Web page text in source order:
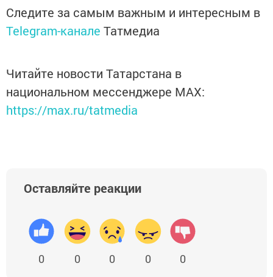
Следите за самым важным и интересным в
Telegram-канале Татмедиа
Читайте новости Татарстана в
национальном мессенджере MАХ:
https://max.ru/tatmedia
Оставляйте реакции
0 0 0 0 0